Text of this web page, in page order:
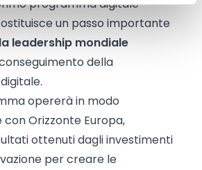
programma digitale
un passo importante
leadership mondiale
della
opererà in modo
Orizzonte Europa,
ottenuti dagli investimenti
per creare le